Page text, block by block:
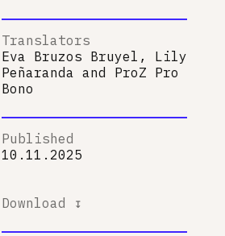
Translators
Eva Bruzos Bruyel, Lily
Peñaranda and ProZ Pro
Bono
Published
10.11.2025
Download ↧